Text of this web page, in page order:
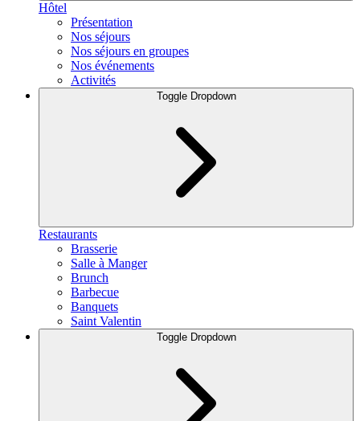
Hôtel
Présentation
Nos séjours
Nos séjours en groupes
Nos événements
Activités
Toggle Dropdown
Restaurants
Brasserie
Salle à Manger
Brunch
Barbecue
Banquets
Saint Valentin
Toggle Dropdown